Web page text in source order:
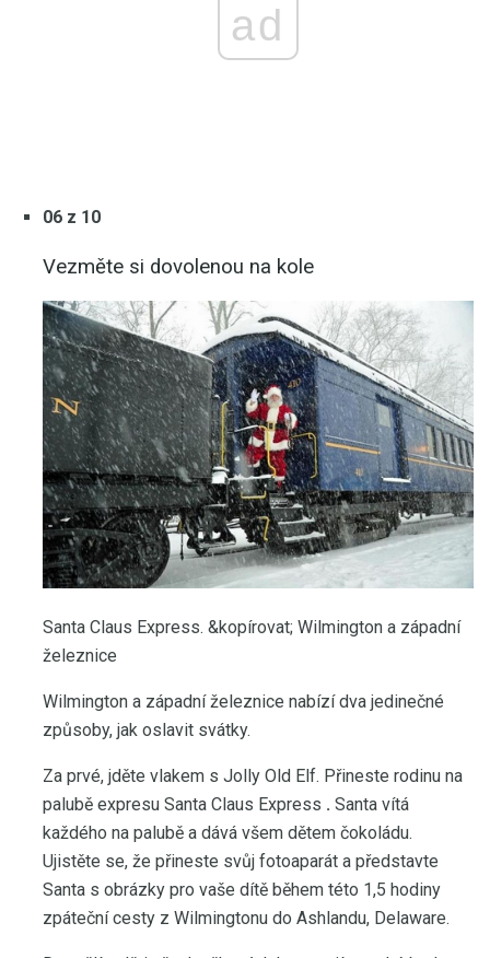
ad
06 z 10
Vezměte si dovolenou na kole
Santa Claus Express. &kopírovat; Wilmington a západní
železnice
Wilmington a západní železnice nabízí dva jedinečné
způsoby, jak oslavit svátky.
Za prvé, jděte vlakem s Jolly Old Elf. Přineste rodinu na
palubě expresu Santa Claus Express . Santa vítá
každého na palubě a dává všem dětem čokoládu.
Ujistěte se, že přineste svůj fotoaparát a představte
Santa s obrázky pro vaše dítě během této 1,5 hodiny
zpáteční cesty z Wilmingtonu do Ashlandu, Delaware.